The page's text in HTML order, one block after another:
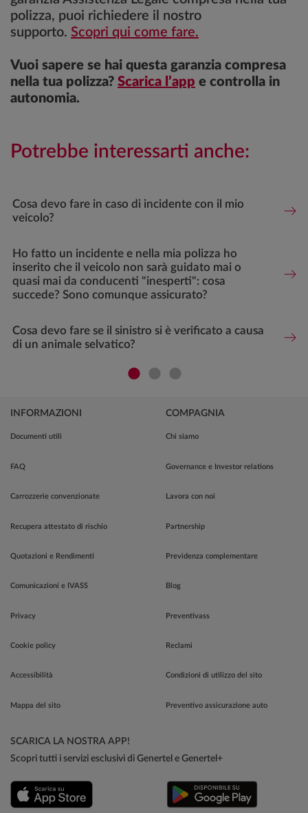
polizza, puoi richiedere il nostro
supporto. Scopri qui come fare.
Vuoi sapere se hai questa garanzia compresa
nella tua polizza? Scarica l’app e controlla in
autonomia.
Potrebbe interessarti anche:
Cosa devo fare in caso di incidente con il mio
veicolo?
Ho fatto un incidente e nella mia polizza ho
inserito che il veicolo non sarà guidato mai o
quasi mai da conducenti "inesperti": cosa
succede? Sono comunque assicurato?
Cosa devo fare se il sinistro si è verificato a causa
di un animale selvatico?
INFORMAZIONI
Documenti utili
FAQ
Carrozzerie convenzionate
Recupera attestato di rischio
Quotazioni e Rendimenti
Comunicazioni e IVASS
Privacy
Cookie policy
Accessibilità
Mappa del sito
COMPAGNIA
Chi siamo
Governance e Investor relations
Lavora con noi
Partnership
Previdenza complementare
Blog
Preventivass
Reclami
Condizioni di utilizzo del sito
Preventivo assicurazione auto
SCARICA LA NOSTRA APP!
Scopri tutti i servizi esclusivi di Genertel e Genertel+